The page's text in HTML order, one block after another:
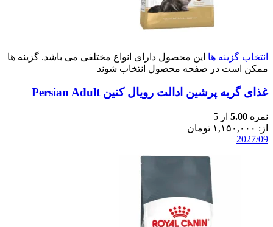
انتخاب گزینه ها این محصول دارای انواع مختلفی می باشد. گزینه ها
ممکن است در صفحه محصول انتخاب شوند
غذای گربه پرشین ادالت رویال کنین Persian Adult
نمره 5.00 از 5
از: ۱,۱۵۰,۰۰۰ تومان
2027/09